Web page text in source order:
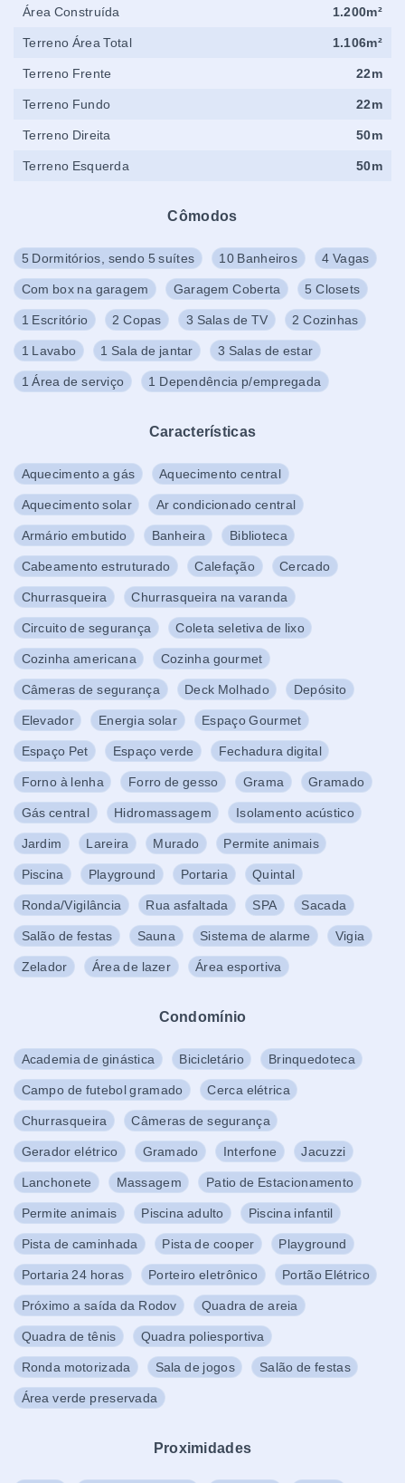
Cômodos
5 Dormitórios, sendo 5 suítes 10 Banheiros 4 Vagas
Com box na garagem Garagem Coberta 5 Closets
1 Escritório 2 Copas 3 Salas de TV 2 Cozinhas
1 Lavabo 1 Sala de jantar 3 Salas de estar
1 Área de serviço 1 Dependência p/empregada
Características
Aquecimento a gás Aquecimento central
Aquecimento solar Ar condicionado central
Armário embutido Banheira Biblioteca
Cabeamento estruturado Calefação Cercado
Churrasqueira Churrasqueira na varanda
Circuito de segurança Coleta seletiva de lixo
Cozinha americana Cozinha gourmet
Câmeras de segurança Deck Molhado Depósito
Elevador Energia solar Espaço Gourmet
Espaço Pet Espaço verde Fechadura digital
Forno à lenha Forro de gesso Grama Gramado
Gás central Hidromassagem Isolamento acústico
Jardim Lareira Murado Permite animais
Piscina Playground Portaria Quintal
Ronda/Vigilância Rua asfaltada SPA Sacada
Salão de festas Sauna Sistema de alarme Vigia
Zelador Área de lazer Área esportiva
Condomínio
Academia de ginástica Bicicletário Brinquedoteca
Campo de futebol gramado Cerca elétrica
Churrasqueira Câmeras de segurança
Gerador elétrico Gramado Interfone Jacuzzi
Lanchonete Massagem Patio de Estacionamento
Permite animais Piscina adulto Piscina infantil
Pista de caminhada Pista de cooper Playground
Portaria 24 horas Porteiro eletrônico Portão Elétrico
Próximo a saída da Rodov Quadra de areia
Quadra de tênis Quadra poliesportiva
Ronda motorizada Sala de jogos Salão de festas
Área verde preservada
Proximidades
Área Construída 1.200m²
Terreno Área Total 1.106m²
Terreno Frente 22m
Terreno Fundo 22m
Terreno Direita 50m
Terreno Esquerda 50m